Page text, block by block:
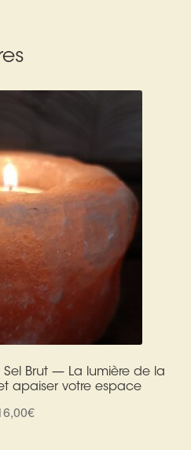
Brut — La lumière de la
apaiser votre espace
€